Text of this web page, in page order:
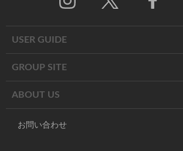
USER GUIDE
GROUP SITE
ABOUT US
お問い合わせ